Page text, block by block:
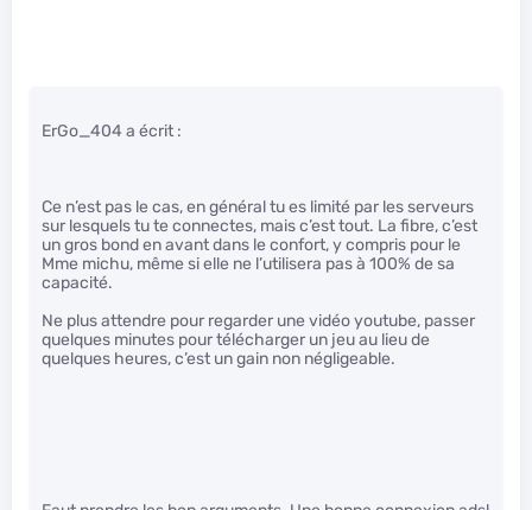
ErGo_404 a écrit :
Ce n’est pas le cas, en général tu es limité par les serveurs
sur lesquels tu te connectes, mais c’est tout. La fibre, c’est
un gros bond en avant dans le confort, y compris pour le
Mme michu, même si elle ne l’utilisera pas à 100% de sa
capacité.
Ne plus attendre pour regarder une vidéo youtube, passer
quelques minutes pour télécharger un jeu au lieu de
quelques heures, c’est un gain non négligeable.